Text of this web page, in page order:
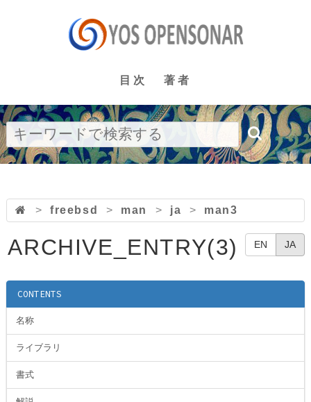
目次 著者
> freebsd > man > ja > man3
EN JA
ARCHIVE_ENTRY(3)
CONTENTS
名称
ライブラリ
書式